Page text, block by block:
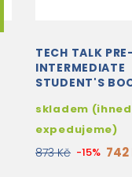
TECH TALK PRE-
INTERMEDIATE
STUDENT'S
skladem (ihned
expedujeme)
873 Kč -15% 742